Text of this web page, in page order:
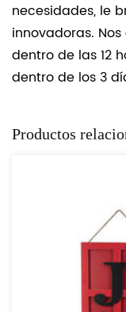
necesidades, le
innovadoras.
dentro de las 12
dentro de los 3
Productos